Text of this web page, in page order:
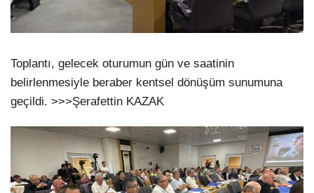
Toplantı, gelecek oturumun gün ve saatinin
belirlenmesiyle beraber kentsel dönüşüm sunumuna
geçildi. >>>Şerafettin KAZAK